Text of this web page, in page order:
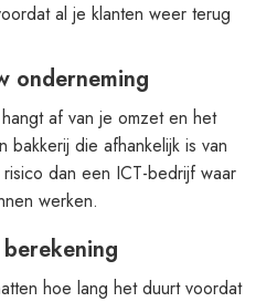
al je klanten weer terug
onderneming
af van je omzet en het
die afhankelijk is van
dan een ICT-bedrijf waar
werken.
hoe lang het duurt voordat